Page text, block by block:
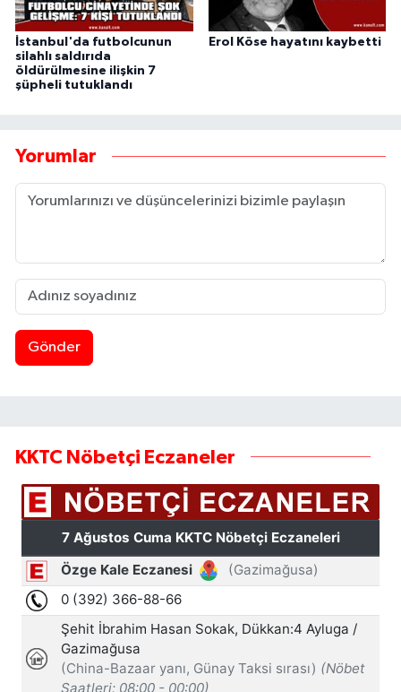
İstanbul'da futbolcunun
silahlı saldırıda
öldürülmesine ilişkin 7
şüpheli tutuklandı
Erol Köse hayatını kaybetti
Yorumlar
Gönder
KKTC Nöbetçi Eczaneler